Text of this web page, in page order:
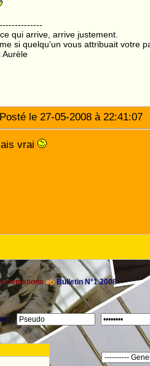
qui arrive, arrive justement.
si quelqu'un vous attribuait votre
Aurèle
le 27-05-2008 à
vrai
Bulletin N°1 2008
: